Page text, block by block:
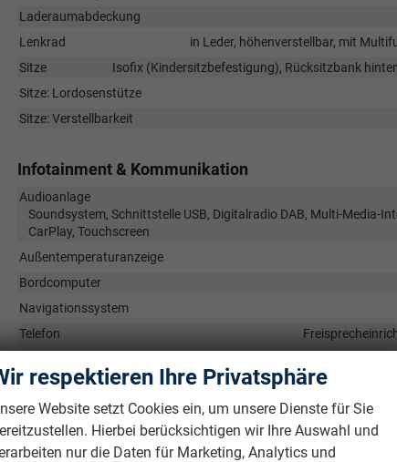
Laderaumabdeckung
Lenkrad
in Leder, höhenverstellbar, mit
Sitze
Isofix (Kindersitzbefestigung), Rücksitzbank
Sitze: Lordosenstütze
Sitze: Verstellbarkeit
Infotainment & Kommunikation
Audioanlage
Soundsystem, Schnittstelle USB, Digitalradio DAB, Multi-Media-
CarPlay, Touchscreen
Außentemperaturanzeige
Bordcomputer
Navigationssystem
Telefon
Volldigitales Kombiinstrument (Virtual Cockpit)
Sicherheit & Assistenz
respektieren Ihre Privatsphäre
Website setzt Cookies ein, um unsere Dienste für Sie
Hierbei berücksichtigen wir Ihre Auswahl und
nur die Daten für Marketing, Analytics und